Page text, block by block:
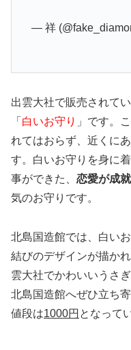
— 祥
出雲大社で販売されて
「 白いお守り 」です。
れてはおらず、近くに
す。白いお守りを身に
事ができた、 恋愛が成
気のお守りです。
北島国造館では、白い
結びのデザインが描か
雲大社でかわいいうさ
北島国造館へぜひ立ち
値段は1000円 となって